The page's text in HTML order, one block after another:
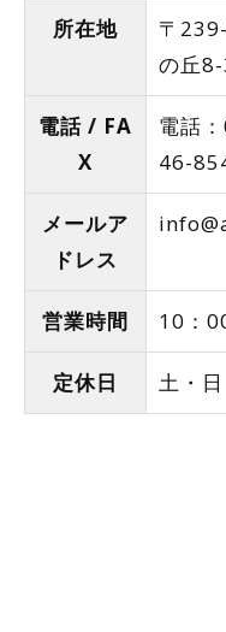
所在地
〒
の丘
電話 / FA
X
電話
46-
メールア
ドレス
営業時間 10：
定休日 土・